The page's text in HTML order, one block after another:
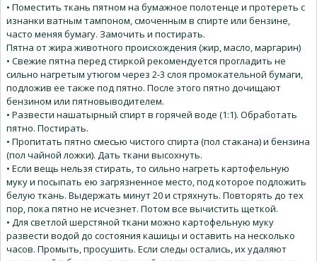
• Поместить ткань пятном на бумажное полотенце и протереть с
изнанки ватным тампоном, смоченным в спирте или бензине,
часто меняя бумагу. Замочить и постирать.
Пятна от жира животного происхождения (жир, масло, маргарин)
• Свежие пятна перед стиркой рекомендуется прогладить не
сильно нагретым утюгом через 2-3 слоя промокательной бумаги,
подложив ее также под пятно. После этого пятно дочищают
бензином или пятновыводителем.
• Развести нашатырный спирт в горячей воде (1:1). Обработать
пятно. Постирать.
• Пропитать пятно смесью чистого спирта (пол стакана) и бензина
(пол чайной ложки). Дать ткани высохнуть.
• Если вещь нельзя стирать, то сильно нагреть картофельную
муку и посыпать ею загрязненное место, под которое подложить
белую ткань. Выдержать минут 20 и стряхнуть. Повторять до тех
пор, пока пятно не исчезнет. Потом все вычистить щеткой.
• Для светлой шерстяной ткани можно картофельную муку
развести водой до состояния кашицы и оставить на несколько
часов. Промыть, просушить. Если следы остались, их удаляют